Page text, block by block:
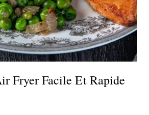
Fryer Facile Et Rapide